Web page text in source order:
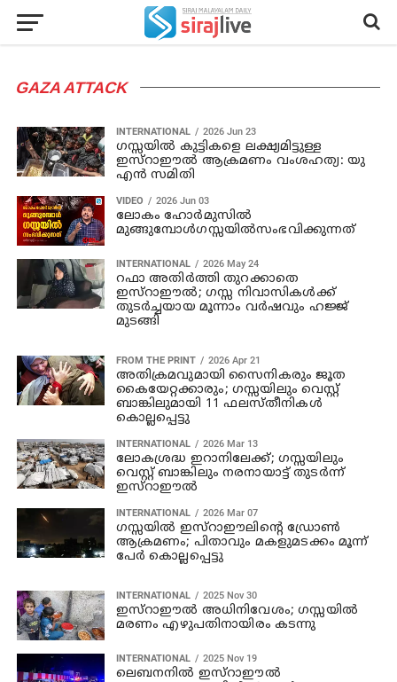
GAZA ATTACK
INTERNATIONAL 2026 Jun 23
ഗസ്സയിൽ കുട്ടികളെ ലക്ഷ്യമിട്ടുള്ള
ഇസ്റാഈൽ ആക്രമണം വംശഹത്യ: യു
എൻ സമിതി
VIDEO 2026 Jun 03
ലോകം ഹോർമുസിൽ
മുങ്ങുമ്പോൾഗസ്സയിൽസംഭവിക്കുന്നത്
INTERNATIONAL 2026 May 24
റഫാ അതിർത്തി തുറക്കാതെ
ഇസ്റാഈൽ; ഗസ്സ നിവാസികൾക്ക്
തുടർച്ചയായ മൂന്നാം വർഷവും ഹജ്ജ്
മുടങ്ങി
FROM THE PRINT 2026 Apr 21
അതിക്രമവുമായി സൈനികരും ജൂത
കൈയേറ്റക്കാരും; ഗസ്സയിലും വെസ്റ്റ്
ബാങ്കിലുമായി 11 ഫലസ്തീനികൾ
കൊല്ലപ്പെട്ടു
INTERNATIONAL 2026 Mar 13
ലോകശ്രദ്ധ ഇറാനിലേക്ക്; ഗസ്സയിലും
വെസ്റ്റ് ബാങ്കിലും നരനായാട്ട് തുടർന്ന്
ഇസ്റാഈൽ
INTERNATIONAL 2026 Mar 07
ഗസ്സയില്‍ ഇസ്‌റാഈലിന്റെ ഡ്രോണ്‍
ആക്രമണം; പിതാവും മകളുമടക്കം മൂന്ന്
പേര്‍ കൊല്ലപ്പെട്ടു
INTERNATIONAL 2025 Nov 30
ഇസ്റാഈൽ അധിനിവേശം; ഗസ്സയിൽ
മരണം എഴുപതിനായിരം കടന്നു
INTERNATIONAL 2025 Nov 19
ലെബനനിൽ ഇസ്റാഈൽ